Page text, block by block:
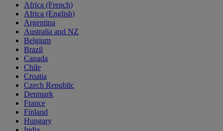
Africa (French)
Africa (English)
Argentina
Australia and NZ
Belgium
Brazil
Canada
Chile
Croatia
Czech Republic
Denmark
France
Finland
Hungary